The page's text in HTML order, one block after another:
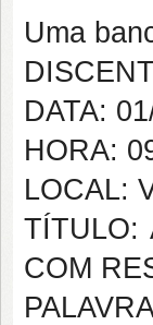
Uma
DATA:
HORA:
LOCAL:
TÍTULO:
COM